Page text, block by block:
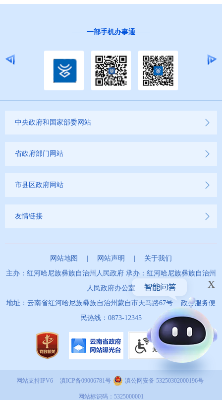
一部手机办事通
中央政府和国家部委网站
省政府部门网站
市县区政府网站
友情链接
网站地图 网站声明
关于我们
主办：红河哈尼族彝族自治州人民政府 承办：红河哈尼族彝族自治州
人民政府办公室
地址：云南省红河哈尼族彝族自治州蒙自市天马路67号 政务服务便
民热线：0873-12345
x
网站支持IPV6 滇ICP备09006781号 滇公网安备 53250302000196号
网站标识码：5325000001